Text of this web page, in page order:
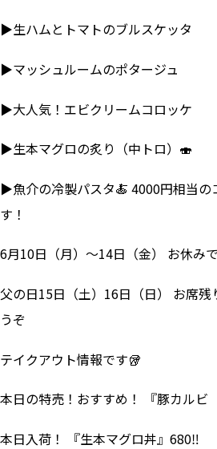
▶生ハムとトマトのブルスケッタ
▶マッシュルームのポタージュ
▶大人気！エビクリームコロッケ
▶生本マグロの炙り（中トロ）🍣
▶魚介の冷製パスタ🍝 4000円相当の
す！
6月10日（月）～14日（金） お休み
父の日15日（土）16日（日） お席残
うぞ
テイクアウト情報です🥡
本日の特売！おすすめ！ 『豚カル
本日入荷！ 『生本マグロ丼』680‼